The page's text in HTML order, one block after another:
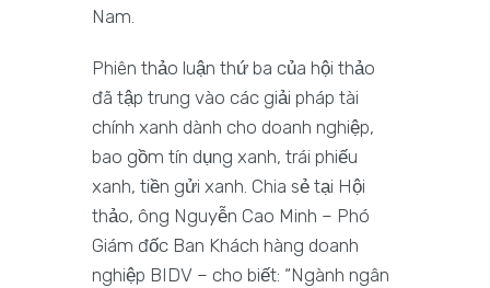
Nam.
Phiên thảo luận thứ ba của hội thảo
đã tập trung vào các giải pháp tài
chính xanh dành cho doanh nghiệp,
bao gồm tín dụng xanh, trái phiếu
xanh, tiền gửi xanh. Chia sẻ tại Hội
thảo, ông Nguyễn Cao Minh – Phó
Giám đốc Ban Khách hàng doanh
nghiệp BIDV – cho biết: “Ngành ngân